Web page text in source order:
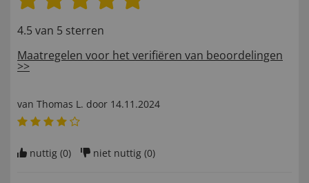
4.5 van 5 sterren
Maatregelen voor het verifiëren van beoordelingen
>>
van Thomas L . door 14.11.2024
nuttig (0) niet nuttig (0)